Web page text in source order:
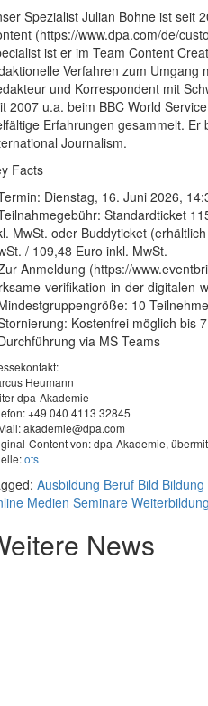
Spezialist Julian Bohne ist seit
(https://www.dpa.com/de/
ist er im Team Content
Verfahren zum Umgang
und Korrespondent mit
2007 u.a. beim BBC World
Erfahrungen gesammelt. Er
Journalism.
Facts
Dienstag, 16. Juni 2026,
Standardticket
MwSt. oder Buddyticket
/ 109,48 Euro inkl. MwSt.
Anmeldung (https://
verifikation-in-der-
10
Kostenfrei möglich bis
via MS Teams
Heumann
dpa-Akademie
+49 040 4113 32845
akademie@dpa.com
Content von: dpa-Akademie,
ots
Ausbildung Beruf Bild Bildung
Medien Seminare Weiterbildung
News